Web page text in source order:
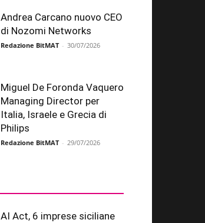
Andrea Carcano nuovo CEO
di Nozomi Networks
Redazione BitMAT - 30/07/2026
Miguel De Foronda Vaquero
Managing Director per
Italia, Israele e Grecia di
Philips
Redazione BitMAT - 29/07/2026
AI Act, 6 imprese siciliane